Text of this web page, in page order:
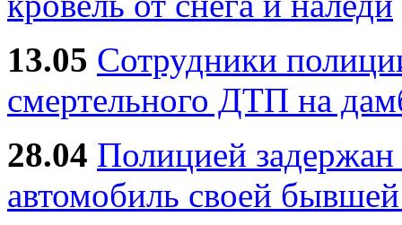
13.05 Сотрудники
смертельного ДТП на
28.04 Полицией
автомобиль своей